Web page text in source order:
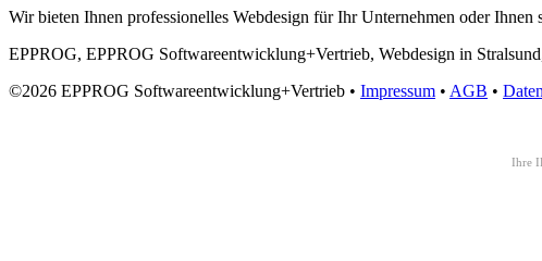
Wir bieten Ihnen professionelles Webdesign für Ihr Unternehmen oder
EPPROG, EPPROG Softwareentwicklung+Vertrieb, Webdesign in
©2026 EPPROG Softwareentwicklung+Vertrieb • Impressum • AGB •
Ihre